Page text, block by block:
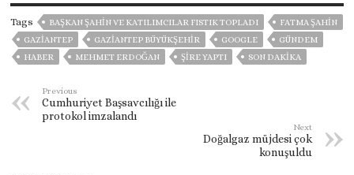
Tags BAŞKAN ŞAHİN VE KATILIMCILAR FISTIK TOPLADI
FATMA ŞAHİN
GAZIANTEP
GAZİANTEP BÜYÜKŞEHİR GOOGLE
GÜNDEM
HABER
MEHMET ERDOĞAN ŞİRE YAPTI SON DAKIKA
Previous
Cumhuriyet Başsavcılığı ile
protokol imzalandı
Next
Doğalgaz müjdesi çok
konuşuldu